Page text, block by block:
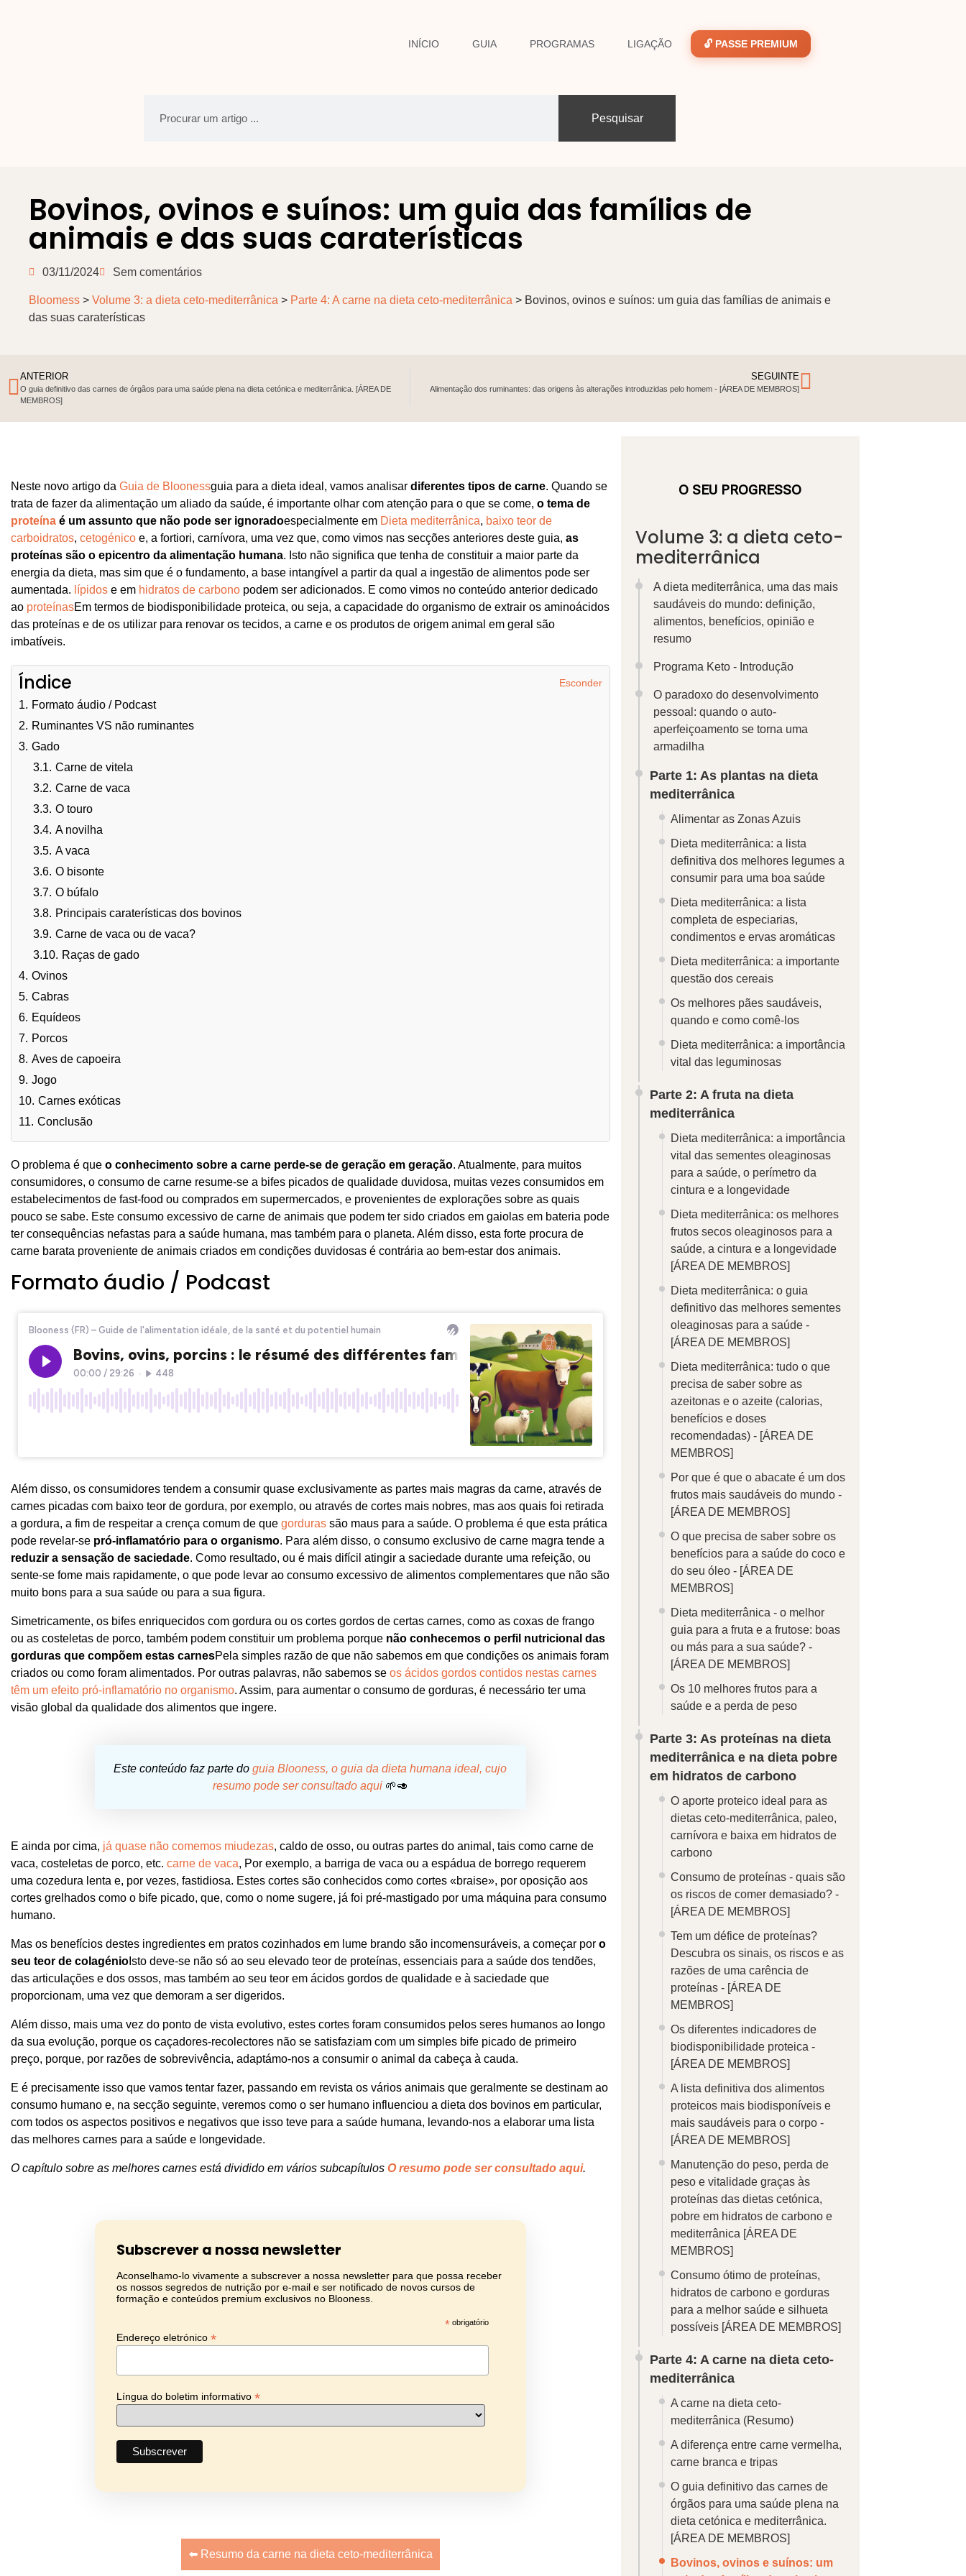
INÍCIO GUIA PROGRAMAS LIGAÇÃO 🔓 PASSE PREMIUM
Pesquisar
Bovinos, ovinos e suínos: um guia das famílias de
animais e das suas caraterísticas
03/11/2024 Sem comentários
Bloomess > Volume 3: a dieta ceto-mediterrânica > Parte 4: A carne na dieta ceto-mediterrânica > Bovinos, ovinos e suínos: um guia das famílias de animais e
das suas caraterísticas
ANTERIOR
O guia definitivo das carnes de órgãos para uma saúde plena na dieta cetónica e mediterrânica. [ÁREA DE
MEMBROS]
SEGUINTE
Alimentação dos ruminantes: das origens às alterações introduzidas pelo homem - [ÁREA DE MEMBROS]
Neste novo artigo da Guia de Bloonessguia para a dieta ideal, vamos analisar diferentes tipos de carne. Quando se
trata de fazer da alimentação um aliado da saúde, é importante olhar com atenção para o que se come, o tema de
proteína é um assunto que não pode ser ignoradoespecialmente em Dieta mediterrânica, baixo teor de
carboidratos, cetogénico e, a fortiori, carnívora, uma vez que, como vimos nas secções anteriores deste guia, as
proteínas são o epicentro da alimentação humana. Isto não significa que tenha de constituir a maior parte da
energia da dieta, mas sim que é o fundamento, a base intangível a partir da qual a ingestão de alimentos pode ser
aumentada. lípidos e em hidratos de carbono podem ser adicionados. E como vimos no conteúdo anterior dedicado
ao proteínasEm termos de biodisponibilidade proteica, ou seja, a capacidade do organismo de extrair os aminoácidos
das proteínas e de os utilizar para renovar os tecidos, a carne e os produtos de origem animal em geral são
imbatíveis.
Índice Esconder
1. Formato áudio / Podcast
2. Ruminantes VS não ruminantes
3. Gado
3.1. Carne de vitela
3.2. Carne de vaca
3.3. O touro
3.4. A novilha
3.5. A vaca
3.6. O bisonte
3.7. O búfalo
3.8. Principais caraterísticas dos bovinos
3.9. Carne de vaca ou de vaca?
3.10. Raças de gado
4. Ovinos
5. Cabras
6. Equídeos
7. Porcos
8. Aves de capoeira
9. Jogo
10. Carnes exóticas
11. Conclusão
O problema é que o conhecimento sobre a carne perde-se de geração em geração. Atualmente, para muitos
consumidores, o consumo de carne resume-se a bifes picados de qualidade duvidosa, muitas vezes consumidos em
estabelecimentos de fast-food ou comprados em supermercados, e provenientes de explorações sobre as quais
pouco se sabe. Este consumo excessivo de carne de animais que podem ter sido criados em gaiolas em bateria pode
ter consequências nefastas para a saúde humana, mas também para o planeta. Além disso, esta forte procura de
carne barata proveniente de animais criados em condições duvidosas é contrária ao bem-estar dos animais.
Formato áudio / Podcast
Além disso, os consumidores tendem a consumir quase exclusivamente as partes mais magras da carne, através de
carnes picadas com baixo teor de gordura, por exemplo, ou através de cortes mais nobres, mas aos quais foi retirada
a gordura, a fim de respeitar a crença comum de que gorduras são maus para a saúde. O problema é que esta prática
pode revelar-se pró-inflamatório para o organismo. Para além disso, o consumo exclusivo de carne magra tende a
reduzir a sensação de saciedade. Como resultado, ou é mais difícil atingir a saciedade durante uma refeição, ou
sente-se fome mais rapidamente, o que pode levar ao consumo excessivo de alimentos complementares que não são
muito bons para a sua saúde ou para a sua figura.
Simetricamente, os bifes enriquecidos com gordura ou os cortes gordos de certas carnes, como as coxas de frango
ou as costeletas de porco, também podem constituir um problema porque não conhecemos o perfil nutricional das
gorduras que compõem estas carnesPela simples razão de que não sabemos em que condições os animais foram
criados ou como foram alimentados. Por outras palavras, não sabemos se os ácidos gordos contidos nestas carnes
têm um efeito pró-inflamatório no organismo. Assim, para aumentar o consumo de gorduras, é necessário ter uma
visão global da qualidade dos alimentos que ingere.
Este conteúdo faz parte doguia Blooness, o guia da dieta humana ideal, cujo
resumo pode ser consultado aqui 🌱🥑
E ainda por cima, já quase não comemos miudezas, caldo de osso, ou outras partes do animal, tais como carne de
vaca, costeletas de porco, etc. carne de vaca, Por exemplo, a barriga de vaca ou a espádua de borrego requerem
uma cozedura lenta e, por vezes, fastidiosa. Estes cortes são conhecidos como cortes «braise», por oposição aos
cortes grelhados como o bife picado, que, como o nome sugere, já foi pré-mastigado por uma máquina para consumo
humano.
Mas os benefícios destes ingredientes em pratos cozinhados em lume brando são incomensuráveis, a começar por o
seu teor de colagénio Isto deve-se não só ao seu elevado teor de proteínas, essenciais para a saúde dos tendões,
das articulações e dos ossos, mas também ao seu teor em ácidos gordos de qualidade e à saciedade que
proporcionam, uma vez que demoram a ser digeridos.
Além disso, mais uma vez do ponto de vista evolutivo, estes cortes foram consumidos pelos seres humanos ao longo
da sua evolução, porque os caçadores-recolectores não se satisfaziam com um simples bife picado de primeiro
preço, porque, por razões de sobrevivência, adaptámo-nos a consumir o animal da cabeça à cauda.
E é precisamente isso que vamos tentar fazer, passando em revista os vários animais que geralmente se destinam ao
consumo humano e, na secção seguinte, veremos como o ser humano influenciou a dieta dos bovinos em particular,
com todos os aspectos positivos e negativos que isso teve para a saúde humana, levando-nos a elaborar uma lista
das melhores carnes para a saúde e longevidade.
O capítulo sobre as melhores carnes está dividido em vários subcapítulos O resumo pode ser consultado aqui.
Subscrever a nossa newsletter
Aconselhamo-lo vivamente a subscrever a nossa newsletter para que possa receber
os nossos segredos de nutrição por e-mail e ser notificado de novos cursos de
formação e conteúdos premium exclusivos no Blooness.
* obrigatório
Endereço eletrónico *
Língua do boletim informativo *
⬅️ Resumo da carne na dieta ceto-mediterrânica
O SEU PROGRESSO
Volume 3: a dieta ceto-
mediterrânica
A dieta mediterrânica, uma das mais
saudáveis do mundo: definição,
alimentos, benefícios, opinião e
resumo
Programa Keto - Introdução
O paradoxo do desenvolvimento
pessoal: quando o auto-
aperfeiçoamento se torna uma
armadilha
Parte 1: As plantas na dieta
mediterrânica
Alimentar as Zonas Azuis
Dieta mediterrânica: a lista
definitiva dos melhores legumes a
consumir para uma boa saúde
Dieta mediterrânica: a lista
completa de especiarias,
condimentos e ervas aromáticas
Dieta mediterrânica: a importante
questão dos cereais
Os melhores pães saudáveis,
quando e como comê-los
Dieta mediterrânica: a importância
vital das leguminosas
Parte 2: A fruta na dieta
mediterrânica
Dieta mediterrânica: a importância
vital das sementes oleaginosas
para a saúde, o perímetro da
cintura e a longevidade
Dieta mediterrânica: os melhores
frutos secos oleaginosos para a
saúde, a cintura e a longevidade
[ÁREA DE MEMBROS]
Dieta mediterrânica: o guia
definitivo das melhores sementes
oleaginosas para a saúde -
[ÁREA DE MEMBROS]
Dieta mediterrânica: tudo o que
precisa de saber sobre as
azeitonas e o azeite (calorias,
benefícios e doses
recomendadas) - [ÁREA DE
MEMBROS]
Por que é que o abacate é um dos
frutos mais saudáveis do mundo -
[ÁREA DE MEMBROS]
O que precisa de saber sobre os
benefícios para a saúde do coco e
do seu óleo - [ÁREA DE
MEMBROS]
Dieta mediterrânica - o melhor
guia para a fruta e a frutose: boas
ou más para a sua saúde? -
[ÁREA DE MEMBROS]
Os 10 melhores frutos para a
saúde e a perda de peso
Parte 3: As proteínas na dieta
mediterrânica e na dieta pobre
em hidratos de carbono
O aporte proteico ideal para as
dietas ceto-mediterrânica, paleo,
carnívora e baixa em hidratos de
carbono
Consumo de proteínas - quais são
os riscos de comer demasiado? -
[ÁREA DE MEMBROS]
Tem um défice de proteínas?
Descubra os sinais, os riscos e as
razões de uma carência de
proteínas - [ÁREA DE
MEMBROS]
Os diferentes indicadores de
biodisponibilidade proteica -
[ÁREA DE MEMBROS]
A lista definitiva dos alimentos
proteicos mais biodisponíveis e
mais saudáveis para o corpo -
[ÁREA DE MEMBROS]
Manutenção do peso, perda de
peso e vitalidade graças às
proteínas das dietas cetónica,
pobre em hidratos de carbono e
mediterrânica [ÁREA DE
MEMBROS]
Consumo ótimo de proteínas,
hidratos de carbono e gorduras
para a melhor saúde e silhueta
possíveis [ÁREA DE MEMBROS]
Parte 4: A carne na dieta ceto-
mediterrânica
A carne na dieta ceto-
mediterrânica (Resumo)
A diferença entre carne vermelha,
carne branca e tripas
O guia definitivo das carnes de
órgãos para uma saúde plena na
dieta cetónica e mediterrânica.
[ÁREA DE MEMBROS]
Bovinos, ovinos e suínos: um